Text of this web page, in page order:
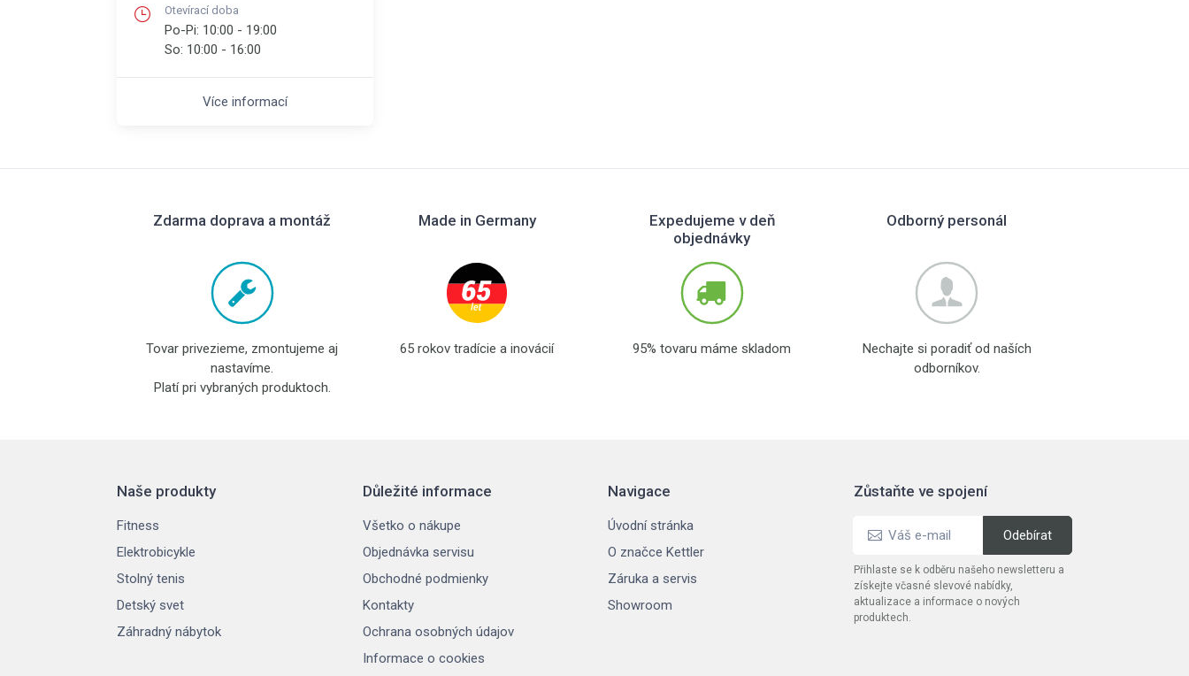
Otevírací doba
Po-Pi: 10:00 - 19:00
So: 10:00 - 16:00
Více informací
Zdarma doprava a montáž
Tovar privezieme, zmontujeme aj
nastavíme.
Platí pri vybraných produktoch.
Made in Germany
65 rokov tradície a inovácií
Expedujeme v deň
objednávky
95% tovaru máme skladom
Odborný personál
Nechajte si poradiť od naších
odborníkov.
Naše produkty
Fitness
Elektrobicykle
Stolný tenis
Detský svet
Záhradný nábytok
Důležité informace
Všetko o nákupe
Objednávka servisu
Obchodné podmienky
Kontakty
Ochrana osobných údajov
Informace o cookies
Navigace
Úvodní stránka
O značce Kettler
Záruka a servis
Showroom
Zůstaňte ve spojení
Přihlaste se k odběru našeho newsletteru a
získejte včasné slevové nabídky,
aktualizace a informace o nových
produktech.